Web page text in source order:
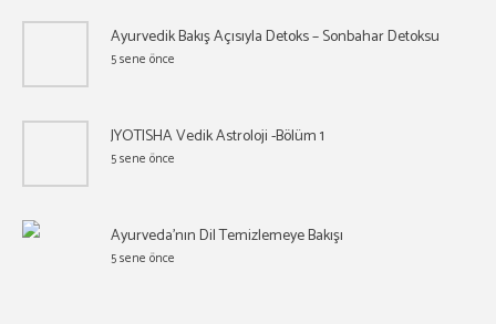
Ayurvedik Bakış Açısıyla Detoks – Sonbahar Detoksu
5 sene önce
JYOTISHA Vedik Astroloji -Bölüm 1
5 sene önce
Ayurveda’nın Dil Temizlemeye Bakışı
5 sene önce